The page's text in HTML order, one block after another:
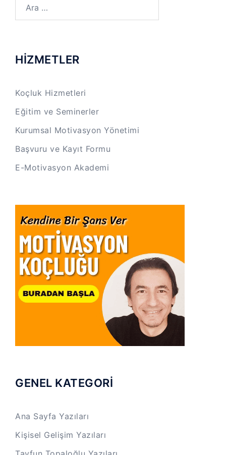
HİZMETLER
Koçluk Hizmetleri
Eğitim ve Seminerler
Kurumsal Motivasyon Yönetimi
Başvuru ve Kayıt Formu
E-Motivasyon Akademi
GENEL KATEGORİ
Ana Sayfa Yazıları
Kişisel Gelişim Yazıları